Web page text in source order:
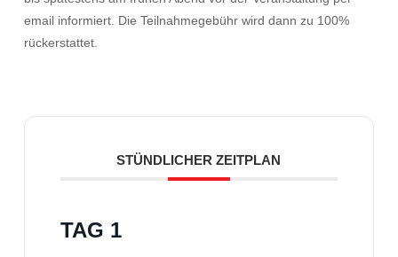
email informiert. Die Teilnahmegebühr wird dann zu 100%
rückerstattet.
STÜNDLICHER ZEITPLAN
TAG 1